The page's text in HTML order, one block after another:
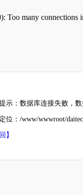
Too many connections
示：数据库连接失败，
位：/www/wwwroot/
】